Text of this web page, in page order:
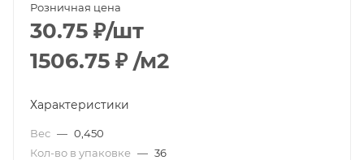
Розничная цена
30.75 ₽/шт
1506.75 ₽ /м2
Характеристики
Вес — 0,450
Кол-во в упаковке — 36